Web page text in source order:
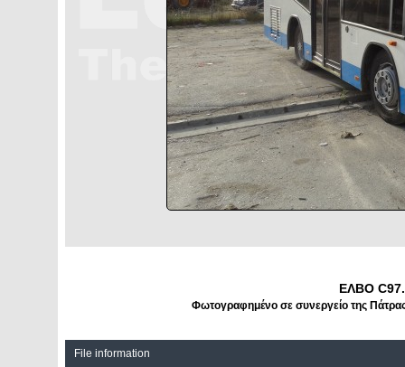
ΕΛΒΟ
Φωτογραφημένο σε συνεργείο της
File information